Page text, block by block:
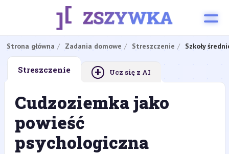
Strona główna Zadania domowe Streszczenie Szkoły
Streszczenie + Ucz się z AI
Cudzoziemka jako
powieść
psychologiczna